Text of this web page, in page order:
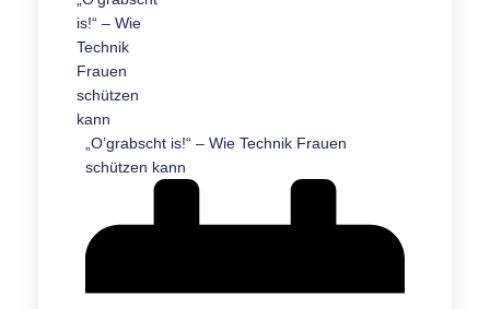
„O’grabscht is!“ – Wie Technik Frauen
schützen kann